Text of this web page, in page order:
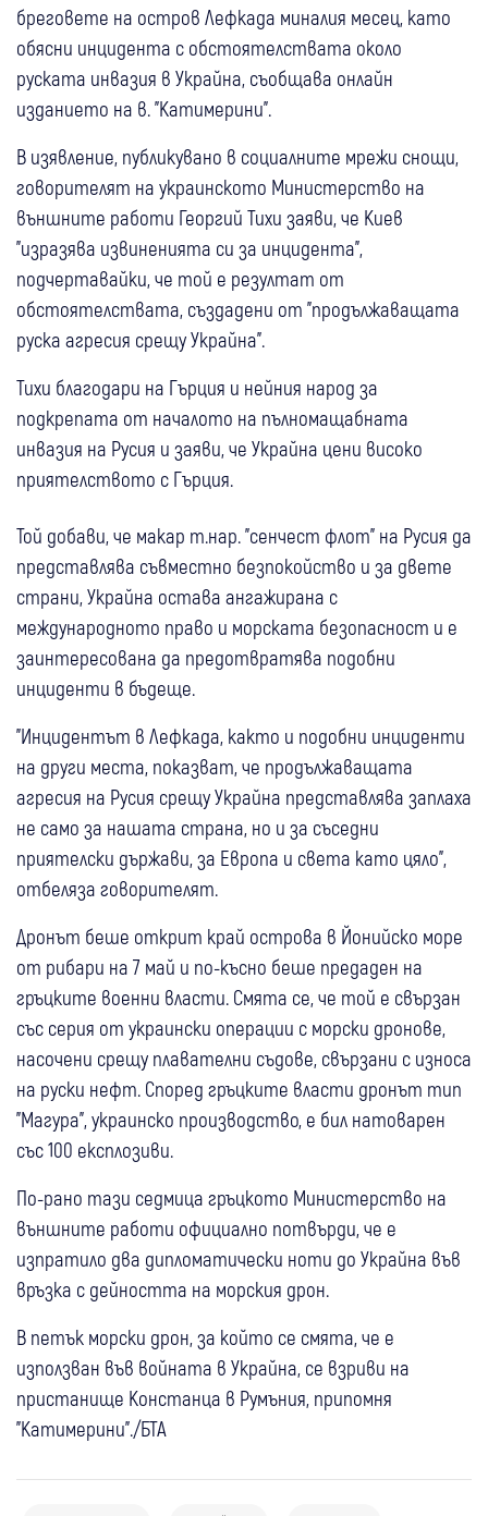
бреговете на остров Лефкада миналия месец, като
обясни инцидента с обстоятелствата около
руската инвазия в Украйна, съобщава онлайн
изданието на в. "Катимерини".
В изявление, публикувано в социалните мрежи снощи,
говорителят на украинското Министерство на
външните работи Георгий Тихи заяви, че Киев
"изразява извиненията си за инцидента",
подчертавайки, че той е резултат от
обстоятелствата, създадени от "продължаващата
руска агресия срещу Украйна".
Тихи благодари на Гърция и нейния народ за
подкрепата от началото на пълномащабната
инвазия на Русия и заяви, че Украйна цени високо
приятелството с Гърция.
Той добави, че макар т.нар. "сенчест флот" на Русия да
представлява съвместно безпокойство и за двете
страни, Украйна остава ангажирана с
международното право и морската безопасност и е
заинтересована да предотвратява подобни
инциденти в бъдеще.
"Инцидентът в Лефкада, както и подобни инциденти
на други места, показват, че продължаващата
агресия на Русия срещу Украйна представлява заплаха
не само за нашата страна, но и за съседни
приятелски държави, за Европа и света като цяло",
отбеляза говорителят.
Дронът беше открит край острова в Йонийско море
от рибари на 7 май и по-късно беше предаден на
гръцките военни власти. Смята се, че той е свързан
със серия от украински операции с морски дронове,
насочени срещу плавателни съдове, свързани с износа
на руски нефт. Според гръцките власти дронът тип
"Магура", украинско производство, е бил натоварен
със 100 експлозиви.
По-рано тази седмица гръцкото Министерство на
външните работи официално потвърди, че е
изпратило два дипломатически ноти до Украйна във
връзка с дейността на морския дрон.
В петък морски дрон, за който се смята, че е
използван във войната в Украйна, се взриви на
пристанище Констанца в Румъния, припомня
"Катимерини"./БТА
Въздушна атака в Черно море: Загина
човек, трима са ранени при удар по